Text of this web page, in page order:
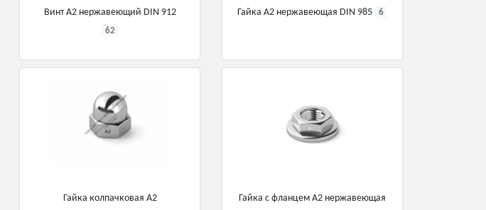
Винт А2 нержавеющий DIN 912
62
Гайка А2 нержавеющая DIN 985 6
Гайка колпачковая А2
Гайка с фланцем А2 нержавеющая